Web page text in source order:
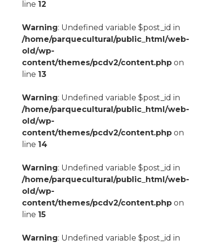
line 12
Warning: Undefined variable $post_id in
/home/parquecultural/public_html/web-
old/wp-
content/themes/pcdv2/content.phpon
line 13
Warning: Undefined variable $post_id in
/home/parquecultural/public_html/web-
old/wp-
content/themes/pcdv2/content.phpon
line 14
Warning: Undefined variable $post_id in
/home/parquecultural/public_html/web-
old/wp-
content/themes/pcdv2/content.phpon
line 15
Warning: Undefined variable $post_id in